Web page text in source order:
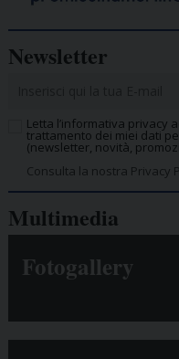
Newsletter
Letta l’informativa privacy
trattamento dei miei dati
(newsletter, novità,
Consulta la nostra Privacy
Multimedia
Fotogallery